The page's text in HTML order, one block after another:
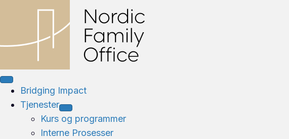
Bridging Impact
Tjenester
Kurs og programmer
Interne Prosesser